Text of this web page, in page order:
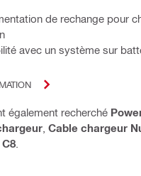
de rechange pour
avec un système sur
également recherché
Cable chargeur